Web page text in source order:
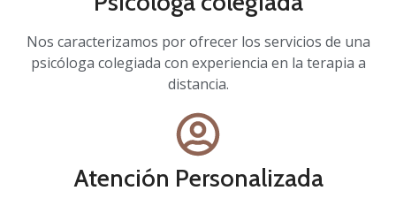
Nos caracterizamos por ofrecer los servicios de una
psicóloga colegiada con experiencia en la terapia a
distancia.
Atención Personalizada